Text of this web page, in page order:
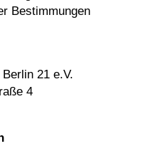
Bestim­mungen
21 e.V.
4